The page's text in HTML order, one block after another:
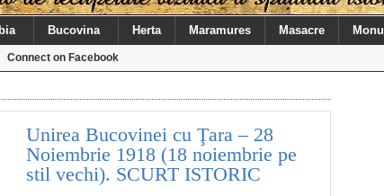
Bucovina Herta Maramures Masacre
Connect on Facebook
Unirea Bucovinei cu Ţara – 28
Noiembrie 1918 (18 noiembrie pe
stil vechi). SCURT ISTORIC